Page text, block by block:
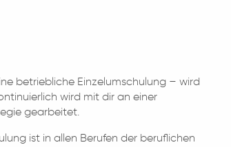
betriebliche Einzelumschulung – wird
wird mit dir an einer
gearbeitet.
ist in allen Berufen der beruflichen